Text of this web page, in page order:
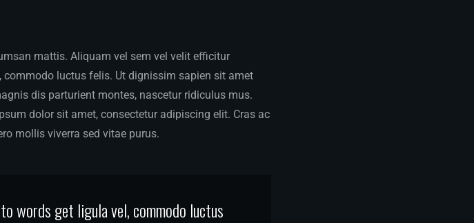
mattis. Aliquam vel sem vel velit efficitur
commodo luctus felis. Ut dignissim sapien sit amet
dis parturient montes, nascetur ridiculus mus.
dolor sit amet, consectetur adipiscing elit. Cras ac
mollis viverra sed vitae purus.
words get ligula vel, commodo luctus